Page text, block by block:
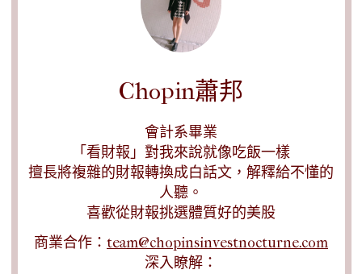
Chopin蕭邦
會計系畢業
「看財報」對我來說就像吃飯一樣
擅長將複雜的財報轉換成白話文，解釋給不懂的
人聽。
喜歡從財報挑選體質好的美股
商業合作： team@chopinsinvestnocturne.com
深入瞭解：